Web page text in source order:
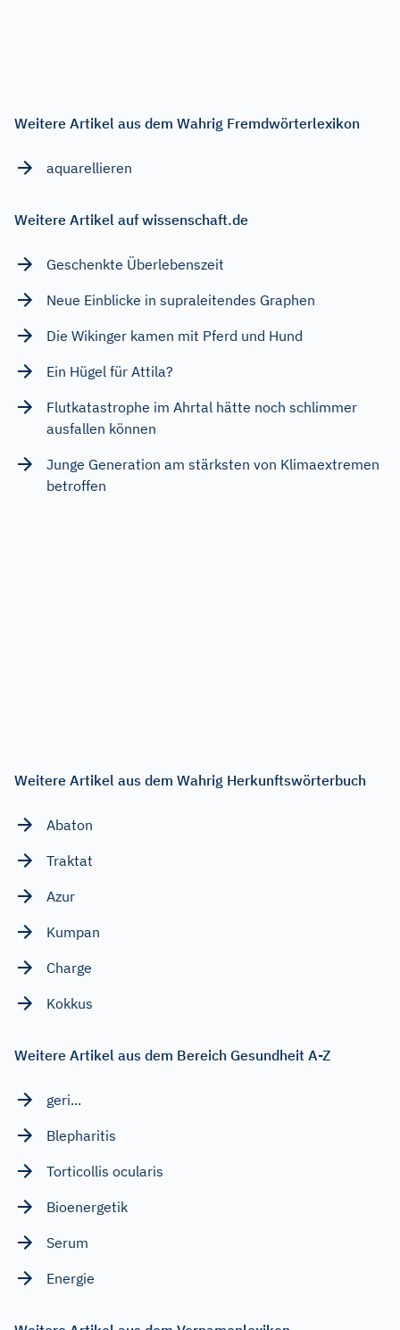
Weitere Artikel aus dem Wahrig Fremdwörterlexikon
aquarellieren
Weitere Artikel auf wissenschaft.de
Geschenkte Überlebenszeit
Neue Einblicke in supraleitendes Graphen
Die Wikinger kamen mit Pferd und Hund
Ein Hügel für Attila?
Flutkatastrophe im Ahrtal hätte noch schlimmer
ausfallen können
Junge Generation am stärksten von Klimaextremen
betroffen
Weitere Artikel aus dem Wahrig Herkunftswörterbuch
Abaton
Traktat
Azur
Kumpan
Charge
Kokkus
Weitere Artikel aus dem Bereich Gesundheit A-Z
geri...
Blepharitis
Torticollis ocularis
Bioenergetik
Serum
Energie